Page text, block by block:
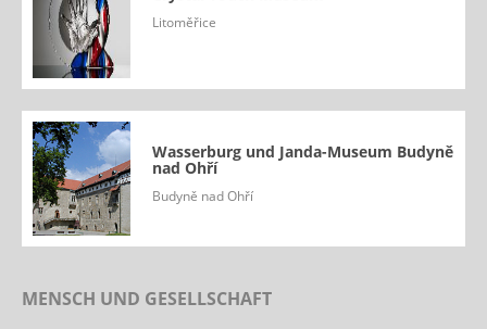
Litoměřice
Wasserburg und Janda-Museum Budyně
nad Ohří
Budyně nad Ohří
MENSCH UND GESELLSCHAFT